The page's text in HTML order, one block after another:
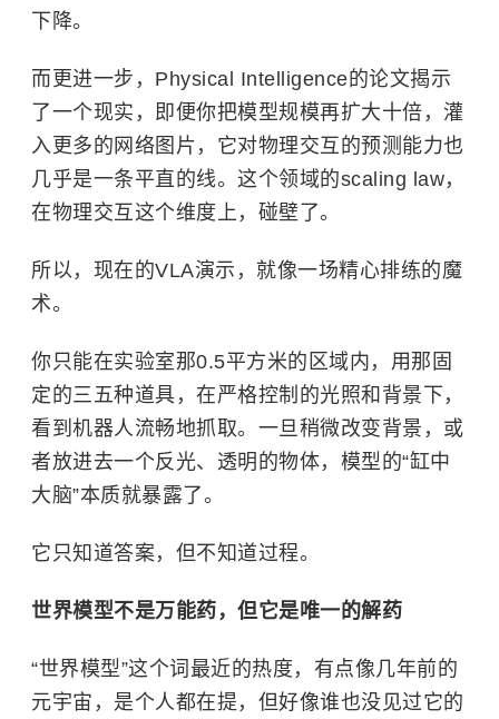
下降。
而更进一步，Physical Intelligence的论文揭示
了一个现实，即便你把模型规模再扩大十倍，灌
入更多的网络图片，它对物理交互的预测能力也
几乎是一条平直的线。这个领域的scaling law，
在物理交互这个维度上，碰壁了。
所以，现在的VLA演示，就像一场精心排练的魔
术。
你只能在实验室那0.5平方米的区域内，用那固
定的三五种道具，在严格控制的光照和背景下，
看到机器人流畅地抓取。一旦稍微改变背景，或
者放进去一个反光、透明的物体，模型的“缸中
大脑”本质就暴露了。
它只知道答案，但不知道过程。
世界模型不是万能药，但它是唯一的解药
“世界模型”这个词最近的热度，有点像几年前的
元宇宙，是个人都在提，但好像谁也没见过它的